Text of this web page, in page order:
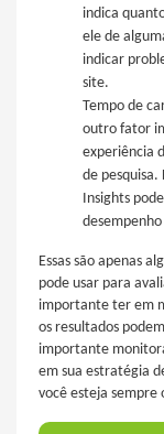
indica
ele de
indicar
site.
Tempo de
outro fator
experiência
de pesquisa.
Insights
Essas são apenas
pode usar para
importante ter em
os resultados
importante
em sua estratégia
você esteja sempre